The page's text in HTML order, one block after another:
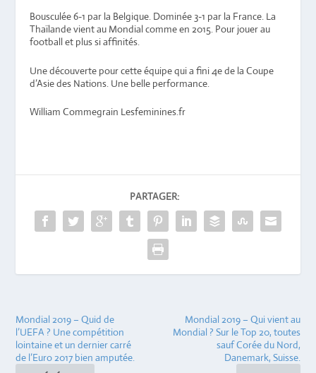
Bousculée 6-1 par la Belgique. Dominée 3-1 par la France. La
Thaïlande vient au Mondial comme en 2015. Pour jouer au
football et plus si affinités.
Une découverte pour cette équipe qui a fini 4e de la Coupe
d’Asie des Nations. Une belle performance.
William Commegrain Lesfeminines.fr
PARTAGER:
Mondial 2019 – Quid de
l’UEFA ? Une compétition
lointaine et un dernier carré
de l’Euro 2017 bien amputée.
Mondial 2019 – Qui vient au
Mondial ? Sur le Top 20, toutes
sauf Corée du Nord,
Danemark, Suisse.